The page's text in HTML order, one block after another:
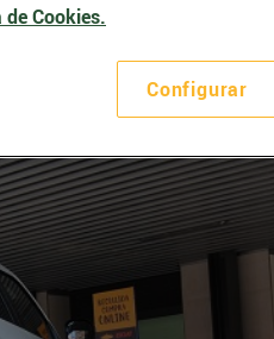
Cookies.
Configurar